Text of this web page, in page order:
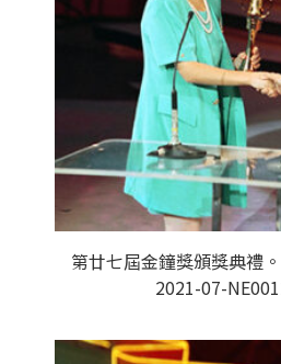
第廿七屆金鐘獎頒獎典禮
2021-07-